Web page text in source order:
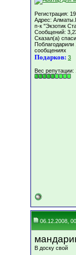
Регистрация:
Адрес:
п-к "Экзотик
Сообщений:
Сказал(а)
Поблагодарили
сообщениях
Подарков: 3
Вес репутации:
06.12.2008,
В доску свой